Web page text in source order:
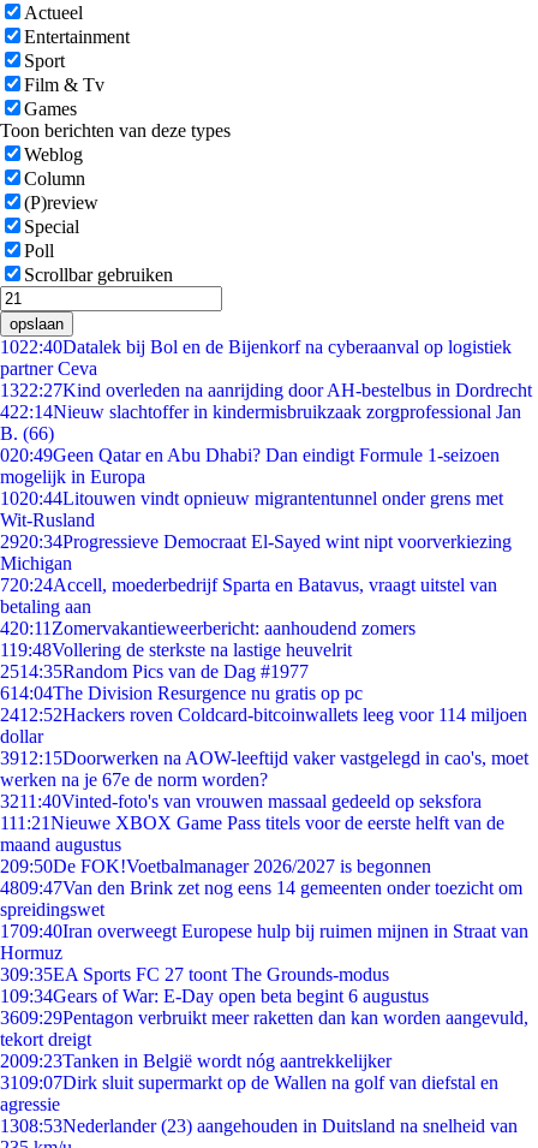
Actueel
Entertainment
Sport
Film & Tv
Games
Toon berichten van deze types
Weblog
Column
(P)review
Special
Poll
Scrollbar gebruiken
opslaan
1022:40Datalek bij Bol en de Bijenkorf na cyberaanval op logistiek
partner Ceva
1322:27Kind overleden na aanrijding door AH-bestelbus in Dordrecht
422:14Nieuw slachtoffer in kindermisbruikzaak zorgprofessional Jan
B. (66)
020:49Geen Qatar en Abu Dhabi? Dan eindigt Formule 1-seizoen
mogelijk in Europa
1020:44Litouwen vindt opnieuw migrantentunnel onder grens met
Wit-Rusland
2920:34Progressieve Democraat El-Sayed wint nipt voorverkiezing
Michigan
720:24Accell, moederbedrijf Sparta en Batavus, vraagt uitstel van
betaling aan
420:11 Zomervakantieweerbericht: aanhoudend zomers
119:48Vollering de sterkste na lastige heuvelrit
2514:35Random Pics van de Dag #1977
614:04The Division Resurgence nu gratis op pc
2412:52Hackers roven Coldcard-bitcoinwallets leeg voor 114 miljoen
dollar
3912:15Doorwerken na AOW-leeftijd vaker vastgelegd in cao's, moet
werken na je 67e de norm worden?
3211:40Vinted-foto's van vrouwen massaal gedeeld op seksfora
111:21Nieuwe XBOX Game Pass titels voor de eerste helft van de
maand augustus
209:50De FOK!Voetbalmanager 2026/2027 is begonnen
4809:47Van den Brink zet nog eens 14 gemeenten onder toezicht om
spreidingswet
1709:40Iran overweegt Europese hulp bij ruimen mijnen in Straat van
Hormuz
309:35EA Sports FC 27 toont The Grounds-modus
109:34Gears of War: E-Day open beta begint 6 augustus
3609:29Pentagon verbruikt meer raketten dan kan worden aangevuld,
tekort dreigt
2009:23Tanken in België wordt nóg aantrekkelijker
3109:07Dirk sluit supermarkt op de Wallen na golf van diefstal en
agressie
1308:53Nederlander (23) aangehouden in Duitsland na snelheid van